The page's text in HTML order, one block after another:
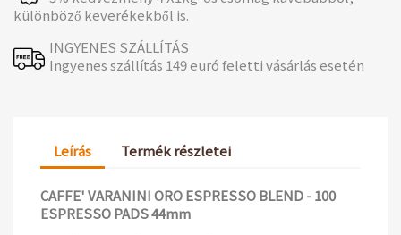
különböző keverékekből is.
INGYENES SZÁLLÍTÁS
Ingyenes szállítás 149 euró feletti vásárlás esetén
Leírás Termék részletei
CAFFE' VARANINI ORO ESPRESSO BLEND - 100
ESPRESSO PADS 44mm